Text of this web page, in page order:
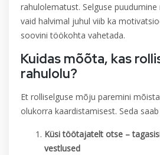
rahulolematust. Selguse
vaid halvimal juhul viib ka
soovini töökohta vahetada.
Kuidas mõõta, kas
rahulolu?
Et rolliselguse mõju paremini
olukorra kaardistamisest. Seda
Küsi töötajatelt otse –
vestlused